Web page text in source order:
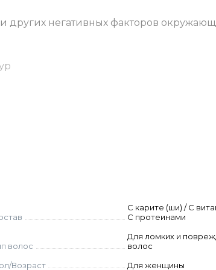
других негативных факторов
С карите (ши) / С
С протеинами
волос
Для ломких и
волос
Возраст
Для женщины